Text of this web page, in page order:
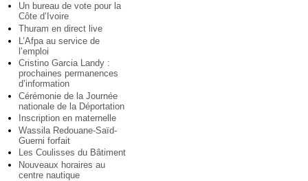
Un bureau de vote pour la
Côte d’Ivoire
Thuram en direct live
L’Afpa au service de
l’emploi
Cristino Garcia Landy :
prochaines permanences
d’information
Cérémonie de la Journée
nationale de la Déportation
Inscription en maternelle
Wassila Redouane-Saïd-
Guerni forfait
Les Coulisses du Bâtiment
Nouveaux horaires au
centre nautique